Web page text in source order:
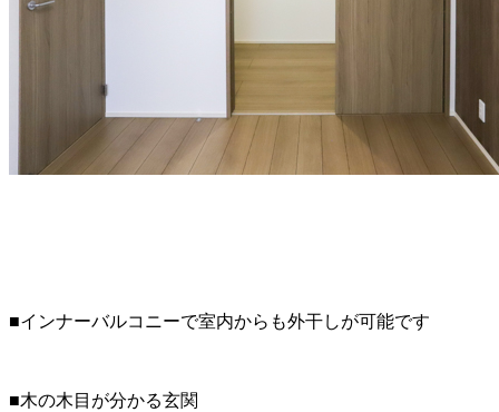
■インナーバルコニーで室内からも外干しが可能です
■木の木目が分かる玄関